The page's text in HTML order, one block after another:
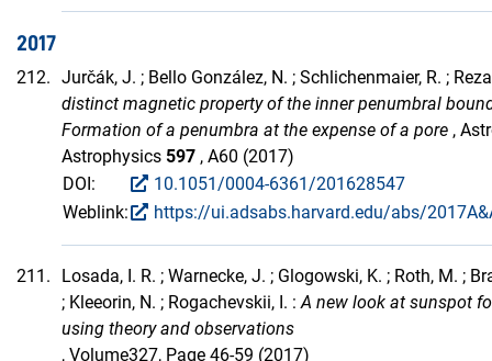
2017
212. Jurčák, J. ; Bello González, N. ; Schlichenmaier, R. ;
distinct magnetic property of the inner penumbral
Formation of a penumbra at the expense of a pore ,
Astrophysics 597 , A60 (2017)
DOI:
10.1051/0004-6361/201628547
Weblink:
https://ui.adsabs.harvard.edu/abs/
211.
Losada, I. R. ; Warnecke, J. ; Glogowski, K. ; Roth, M. ;
; Kleeorin, N. ; Rogachevskii, I. :A new look at sunspot
using theory and observations
, Volume327, Page 46-59 (2017)